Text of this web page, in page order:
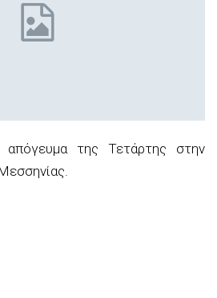
της Τετάρτης στην